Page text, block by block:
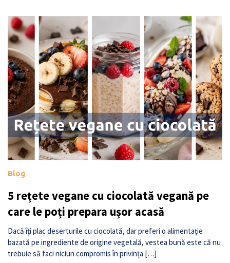
Blog
5 rețete vegane cu ciocolată vegană pe
care le poți prepara ușor acasă
Dacă îți plac deserturile cu ciocolată, dar preferi o alimentație
bazată pe ingrediente de origine vegetală, vestea bună este că nu
trebuie să faci niciun compromis în privința […]